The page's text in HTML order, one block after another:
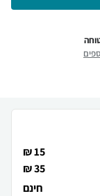
15 ₪
35 ₪
חינם